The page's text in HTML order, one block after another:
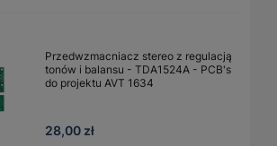
Przedwzmacniacz stereo z regulacją
tonów i balansu - TDA1524A - PCB's
do projektu AVT 1634
28,00 zł